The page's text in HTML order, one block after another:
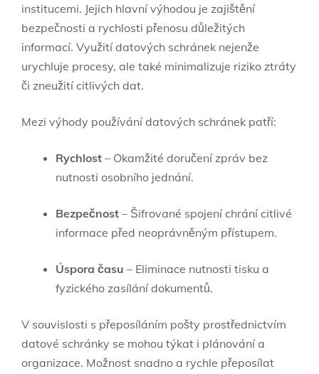
institucemi. Jejich hlavní výhodou je zajištění
bezpečnosti a rychlosti přenosu důležitých
informací. Využití datových schránek nejenže
urychluje procesy, ale také minimalizuje riziko ztráty
či zneužití citlivých dat.
Mezi výhody používání datových schránek patří:
Rychlost – Okamžité doručení zpráv bez
nutnosti osobního jednání.
Bezpečnost – Šifrované spojení chrání citlivé
informace před neoprávněným přístupem.
Úspora času – Eliminace nutnosti tisku a
fyzického zasílání dokumentů.
V souvislosti s přeposíláním pošty prostřednictvím
datové schránky se mohou týkat i plánování a
organizace. Možnost snadno a rychle přeposílat